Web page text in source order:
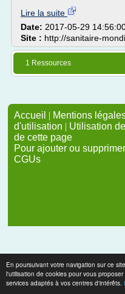
En poursuivant votre navigation sur ce
l'utilisation de cookies pour vous
services adaptés à vos centres d'intérêts.
Lire la suite
Date: 2017-05-29
Site : http://sanitaire-
1 Ressources
Accueil | Mentions
d'utilisation | Utilisation
de cette page
Pour ajouter ou
CGUs